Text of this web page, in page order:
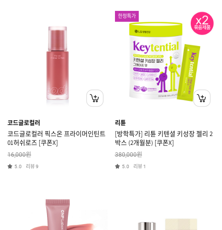
코드글로컬러
코드글로컬러 픽스온 프라이머인틴트
01허쉬로즈 [쿠폰X]
16,000원
5.0 리뷰9
한정특가
리튠
[방학특가] 리튠 키텐셜 키성장 젤리 2
박스 (2개월분) [쿠폰X]
380,000원
5.0 리뷰 1